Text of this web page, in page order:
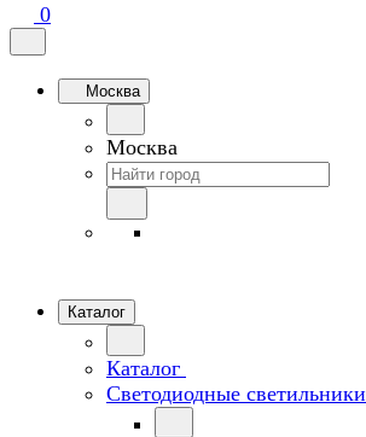
0
Москва
Москва
Каталог
Каталог
Светодиодные светильники